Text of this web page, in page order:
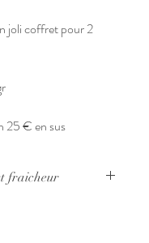
joli coffret pour 2
25 € en sus
fraicheur